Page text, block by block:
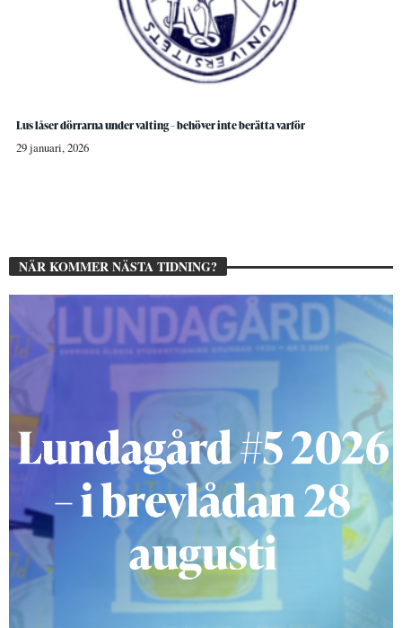
Lus låser dörrarna under valting – behöver inte berätta varför
29 januari, 2026
NÄR KOMMER NÄSTA TIDNING?